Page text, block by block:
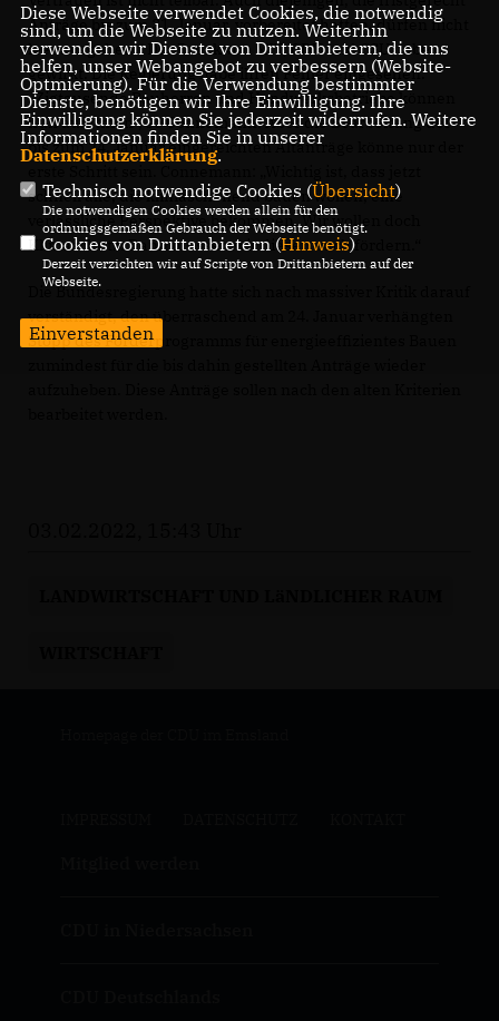
Anträge bis zum 31. Januar vorbereitet hatten, dürfen nicht
leer ausgehen.“ Der Druck von MIT, CDU und CSU habe
gewirkt. Die Regierung habe ihren Fehler eingesehen.
Zigtausende Bauherren und Handwerksbetriebe können
nun aufatmen“, so Connemann. Aber die Bearbeitung der
bis zum 24. Januar eingereichten Altanträge könne nur der
erste Schritt sein. Connemann: „Wichtig ist, dass jetzt
schnell alle, die klimaschonend bauen wollen, eine
verlässliche Perspektive bekommen. Wir wollen doch
Klimaschutz. Dann müssen wir diesen auch fördern.“
Die Bundesregierung hatte sich nach massiver Kritik darauf
verständigt, den überraschend am 24. Januar verhängten
Stopp des Förderprogramms für energieeffizientes Bauen
Diese Webseite verwendet Cookies, die notwendig
sind, um die Webseite zu nutzen. Weiterhin
verwenden wir Dienste von Drittanbietern, die uns
helfen, unser Webangebot zu verbessern (Website-
Optmierung). Für die Verwendung bestimmter
Dienste, benötigen wir Ihre Einwilligung. Ihre
Einwilligung können Sie jederzeit widerrufen. Weitere
Informationen finden Sie in unserer
Datenschutzerklärung.
Technisch notwendige Cookies (Übersicht)
Die notwendigen Cookies werden allein für den
ordnungsgemäßen Gebrauch der Webseite benötigt.
Cookies von Drittanbietern (Hinweis)
Derzeit verzichten wir auf Scripte von Drittanbietern auf der
Webseite.
Einverstanden